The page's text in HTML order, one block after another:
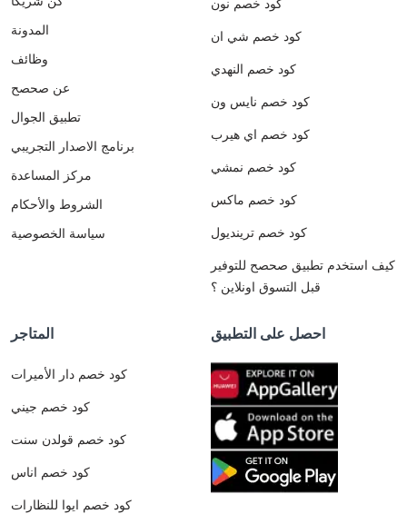
المدونة
وظائف
عن صحصح
تطبيق الجوال
برنامج الاصدار التجريبي
مركز المساعدة
الشروط والأحكام
سياسة الخصوصية
كود خصم شي ان
كود خصم النهدي
كود خصم نايس ون
كود خصم اي هيرب
كود خصم نمشي
كود خصم ماكس
كود خصم ترينديول
كيف استخدم تطبيق صحصح للتوفير
قبل التسوق اونلاين ؟
المتاجر
كود خصم دار الأميرات
كود خصم جيني
كود خصم قولدن سنت
كود خصم اناس
كود خصم ايوا للنظارات
احصل على التطبيق